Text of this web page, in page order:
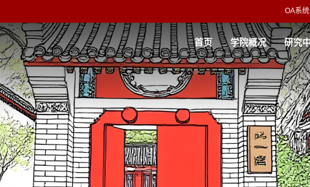
OA系统
首页 学院概况 研究